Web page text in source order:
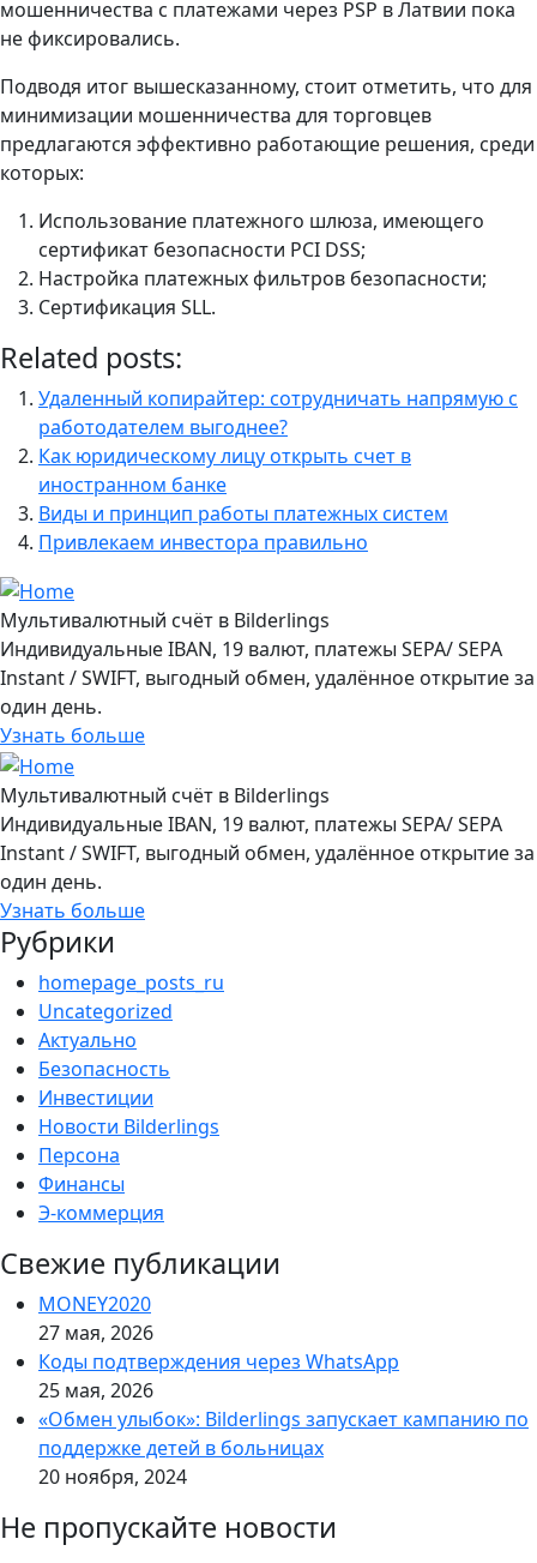
мошенничества с платежами через PSP в Латвии пока
не фиксировались.
Подводя итог вышесказанному, стоит отметить, что для
минимизации мошенничества для торговцев
предлагаются эффективно работающие решения, среди
которых:
Использование платежного шлюза, имеющего
сертификат безопасности PCI DSS;
Настройка платежных фильтров безопасности;
Сертификация SLL.
Related posts:
Удаленный копирайтер: сотрудничать напрямую с
работодателем выгоднее?
Как юридическому лицу открыть счет в
иностранном банке
Виды и принцип работы платежных систем
Привлекаем инвестора правильно
Мультивалютный счёт в Bilderlings
Индивидуальные IBAN, 19 валют, платежы SEPA/ SEPA
Instant / SWIFT, выгодный обмен, удалённое открытие за
один день.
Узнать больше
Мультивалютный счёт в Bilderlings
Индивидуальные IBAN, 19 валют, платежы SEPA/ SEPA
Instant / SWIFT, выгодный обмен, удалённое открытие за
один день.
Узнать больше
Рубрики
homepage_posts_ru
Uncategorized
Актуально
Безопасность
Инвестиции
Новости Bilderlings
Персона
Финансы
Э-коммерция
Свежие публикации
MONEY2020
27 мая, 2026
Коды подтверждения через WhatsApp
25 мая, 2026
«Обмен улыбок»: Bilderlings запускает кампанию по
поддержке детей в больницах
20 ноября, 2024
Не пропускайте новости